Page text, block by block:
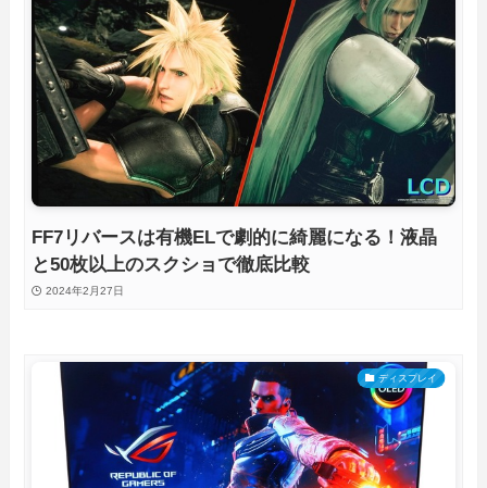
FF7リバースは有機ELで劇的に綺麗になる！液晶
と50枚以上のスクショで徹底比較
2024年2月27日
ディスプレイ